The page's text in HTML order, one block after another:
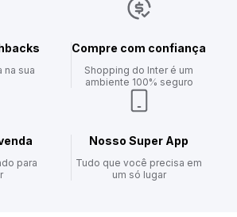
especiais e para o dia a dia.
e marcante.
especiais e uso diário.
na sua
Compre com confiança
Shopping do Inter é um
ambiente 100% seguro
para
Nosso Super App
Tudo que você precisa em
um só lugar